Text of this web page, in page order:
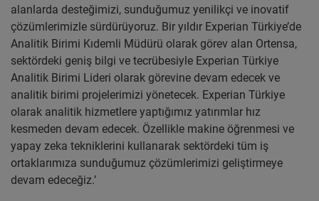
alanlarda desteğimizi, sunduğumuz yenilikçi ve inovatif
çözümlerimizle sürdürüyoruz. Bir yıldır Experian Türkiye’de
Analitik Birimi Kıdemli Müdürü olarak görev alan Ortensa,
sektördeki geniş bilgi ve tecrübesiyle Experian Türkiye
Analitik Birimi Lideri olarak görevine devam edecek ve
analitik birimi projelerimizi yönetecek. Experian Türkiye
olarak analitik hizmetlere yaptığımız yatırımlar hız
kesmeden devam edecek. Özellikle makine öğrenmesi ve
yapay zeka tekniklerini kullanarak sektördeki tüm iş
ortaklarımıza sunduğumuz çözümlerimizi geliştirmeye
devam edeceğiz.’